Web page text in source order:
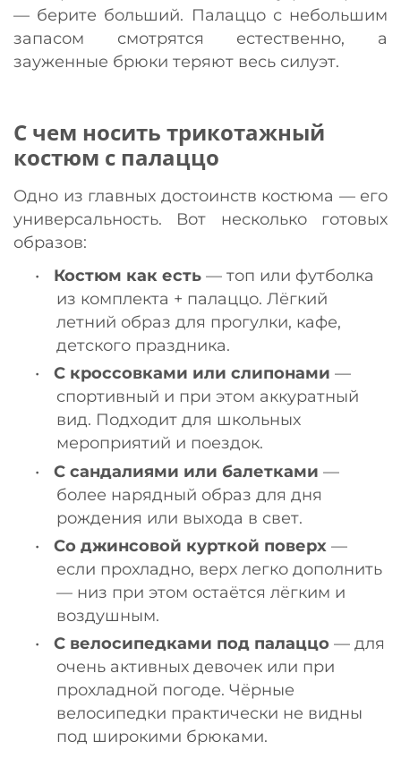
— берите больший. Палаццо с небольшим
запасом смотрятся естественно, а
зауженные брюки теряют весь силуэт.
С чем носить трикотажный
костюм с палаццо
Одно из главных достоинств костюма — его
универсальность. Вот несколько готовых
образов:
•
Костюм как есть — топ или футболка
из комплекта + палаццо. Лёгкий
летний образ для прогулки, кафе,
детского праздника.
•
С кроссовками или слипонами —
спортивный и при этом аккуратный
вид. Подходит для школьных
мероприятий и поездок.
•
С сандалиями или балетками —
более нарядный образ для дня
рождения или выхода в свет.
•
Со джинсовой курткой поверх —
если прохладно, верх легко дополнить
— низ при этом остаётся лёгким и
воздушным.
•
С велосипедками под палаццо — для
очень активных девочек или при
прохладной погоде. Чёрные
велосипедки практически не видны
под широкими брюками.